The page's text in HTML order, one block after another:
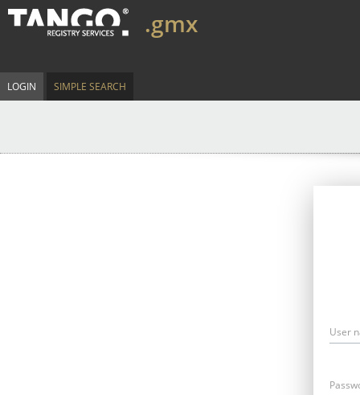
.gmx
LOGIN SIMPLE SEARCH
User